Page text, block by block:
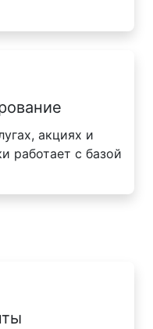
акциях и
работает с базой